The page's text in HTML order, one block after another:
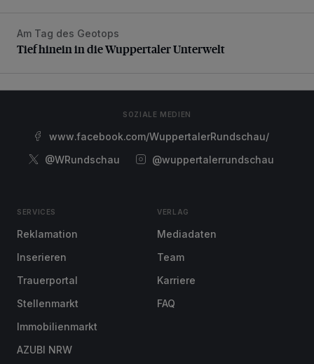
Tief hinein in die Wuppertaler Unterwelt
Am Tag des Geotops
Tief hinein in die Wuppertaler Unterwelt
SOZIALE MEDIEN
www.facebook.com/WuppertalerRundschau/
@WRundschau
@wuppertalerrundschau
SERVICES
Reklamation
Inserieren
Trauerportal
Stellenmarkt
Immobilienmarkt
AZUBI NRW
VERLAG
Mediadaten
Team
Karriere
FAQ